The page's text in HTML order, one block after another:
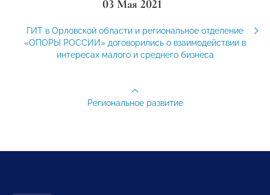
03 Мая 2021
ГИТ в Орловской области и региональное отделение
«ОПОРЫ РОССИИ» договорились о взаимодействии в
интересах малого и среднего бизнеса
Региональное развитие